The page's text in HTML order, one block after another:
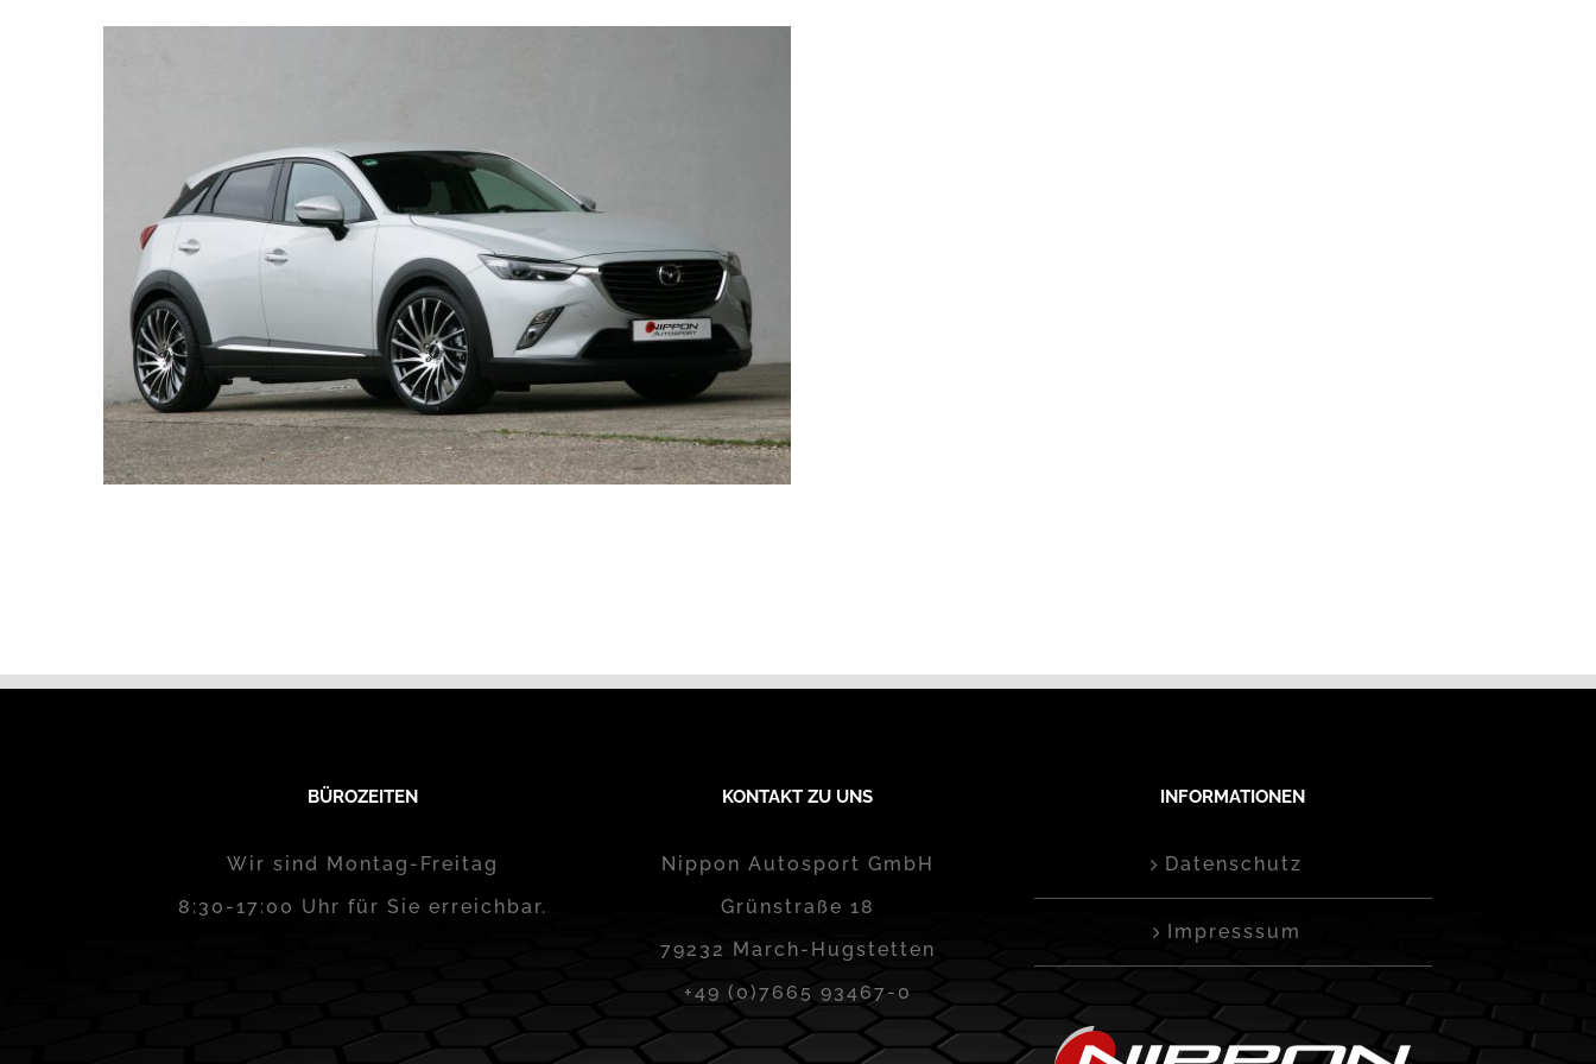
BÜROZEITEN
Wir sind Montag-Freitag
8:30-17:00 Uhr für Sie erreichbar.
KONTAKT ZU UNS
Nippon Autosport GmbH
Grünstraße 18
79232 March-Hugstetten
+49 (0)7665 93467-0
INFORMATIONEN
Datenschutz
Impresssum